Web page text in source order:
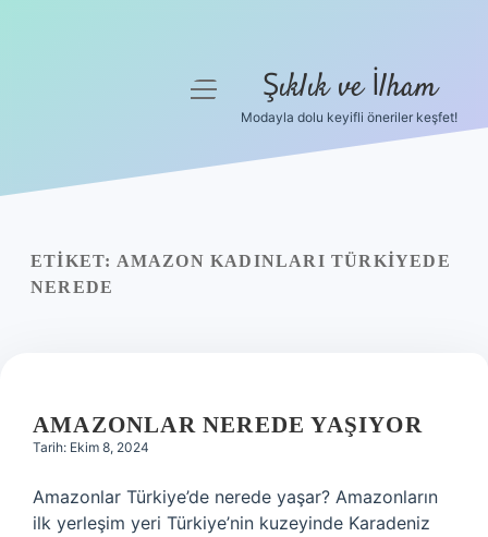
Yasal Uyarı
menüyü
Şıklık ve İlham
Modayla dolu keyifli öneriler keşfet!
ETIKET: AMAZON KADINLARI TÜRKIYEDE
NEREDE
AMAZONLAR NEREDE YAŞIYOR
Tarih: Ekim 8, 2024
Amazonlar Türkiye’de nerede yaşar? Amazonların
ilk yerleşim yeri Türkiye’nin kuzeyinde Karadeniz